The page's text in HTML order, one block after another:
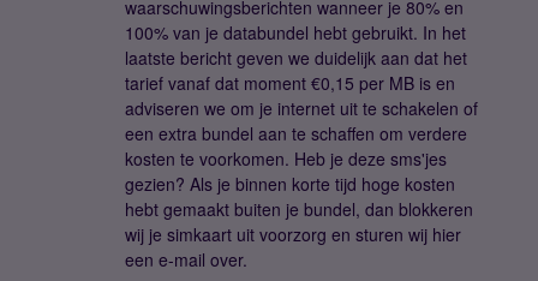
waarschuwingsberichten wanneer je 80% en
100% van je databundel hebt gebruikt. In het
laatste bericht geven we duidelijk aan dat het
tarief vanaf dat moment €0,15 per MB is en
adviseren we om je internet uit te schakelen of
een extra bundel aan te schaffen om verdere
kosten te voorkomen. Heb je deze sms'jes
gezien? Als je binnen korte tijd hoge kosten
hebt gemaakt buiten je bundel, dan blokkeren
wij je simkaart uit voorzorg en sturen wij hier
een e-mail over.